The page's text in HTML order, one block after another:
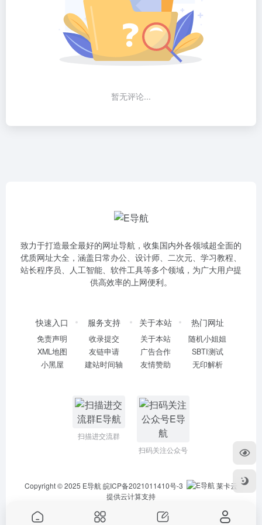
暂无评论...
致力于打造最全最好的网址导航，收集国内外各领域超全面的
优质网址大全，涵盖日常办公、设计师、二次元、学习教程、
站长程序员、人工智能、软件工具等多个领域，为广大用户提
供高效率的上网便利。
快速入口
免责声明
XML地图
小黑屋
服务支持
收录提交
友链申请
建站时间轴
关于本站
关于本站
广告合作
友情赞助
热门网址
随机小姐姐
SBTI测试
无印解析
扫描进交流群
扫码关注公众号
Copyright © 2025 E导航皖ICP备2021011410号-3
莱卡云
提供云计算支持